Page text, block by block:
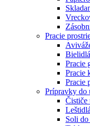
Pracie
Bielidlá
Pracie
Pracie
Pracie
Prípravky do
Čističe
Soli